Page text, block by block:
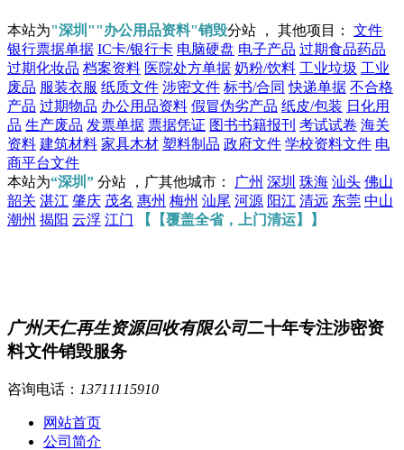
本站为"深圳""办公用品资料"销毁分站 ， 其他项目： 文件
银行票据单据 IC卡/银行卡 电脑硬盘 电子产品 过期食品药品
过期化妆品 档案资料 医院处方单据 奶粉/饮料 工业垃圾 工业
废品 服装衣服 纸质文件 涉密文件 标书/合同 快递单据 不合格
产品 过期物品 办公用品资料 假冒伪劣产品 纸皮/包装 日化用
品 生产废品 发票单据 票据凭证 图书书籍报刊 考试试卷 海关
资料 建筑材料 家具木材 塑料制品 政府文件 学校资料文件 电
商平台文件
本站为“深圳” 分站 ，广其他城市： 广州 深圳 珠海 汕头 佛山
韶关 湛江 肇庆 茂名 惠州 梅州 汕尾 河源 阳江 清远 东莞 中山
潮州 揭阳 云浮 江门 【【覆盖全省，上门清运】】
广州天仁再生资源回收有限公司二十年专注涉密资
料文件销毁服务
咨询电话： 13711115910
网站首页
公司简介